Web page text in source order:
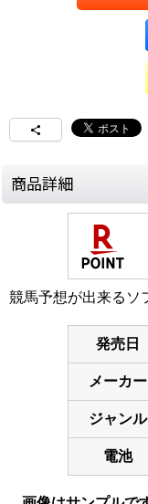
商品詳細
競馬予想が出来るソ
発売日
メーカー
ジャンル
電池